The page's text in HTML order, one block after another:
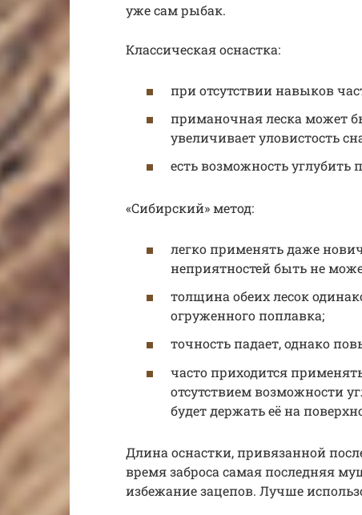
уже сам рыбак.
Классическая оснастка:
при отсутствии навыков
приманочная леска может
увеличивает уловистость
есть возможность углубить
«Сибирский» метод:
легко применять даже
неприятностей быть не
толщина обеих лесок
огруженного поплавка;
точность падает, однако
часто приходится
отсутствием возможности
будет держать её на
Длина оснастки, привязанной
время заброса самая последняя
избежание зацепов. Лучше